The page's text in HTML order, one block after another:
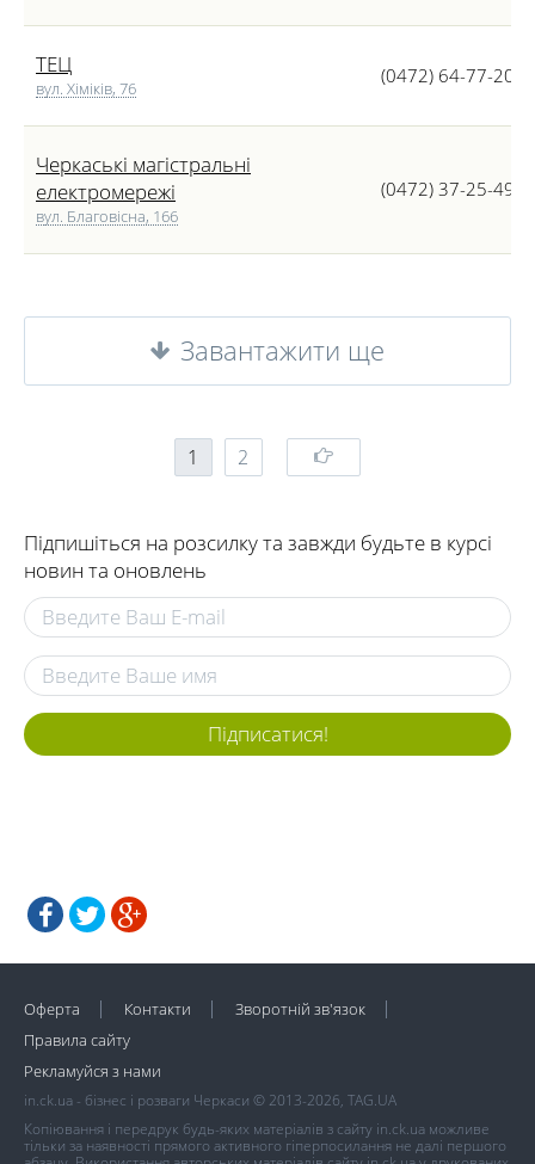
ТЕЦ
вул. Хіміків, 76
(0472) 64-77-20
Черкаські магістральні
електромережі
вул. Благовісна, 166
(0472) 37-25-49
Завантажити ще
1 2
Підпишіться на розсилку та завжди будьте в курсі
новин та оновлень
Підписатися!
Оферта Контакти
Зворотній зв'язок
Правила сайту
Рекламуйся з нами
in.ck.ua - бізнес і розваги Черкаси © 2013-2026, TAG.UA
Копіювання і передрук будь-яких матеріалів з сайту in.ck.ua можливе
тільки за наявності прямого активного гіперпосилання не далі першого